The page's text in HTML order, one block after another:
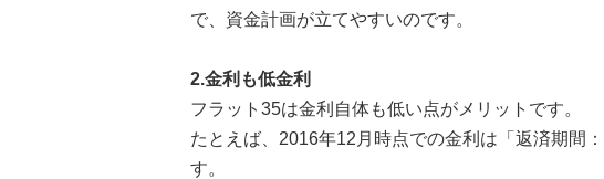
で、資金計画が立てやすいのです。
2.金利も低金利
フラット35は金利自体も低い点がメリットです。
たとえば、2016年12月時点での金利は「返済期間
す。